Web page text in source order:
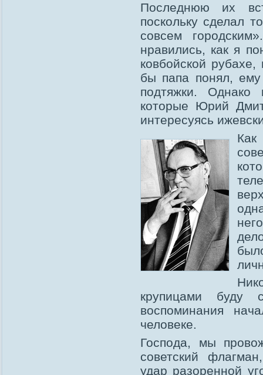
Последнюю их
поскольку сделал
совсем
нравились, как я
ковбойской
бы папа понял,
подтяжки. Однако
которые Юрий
интересуясь
крупицами буду
воспоминания
человеке.
Господа, мы
советский
удар разоренной